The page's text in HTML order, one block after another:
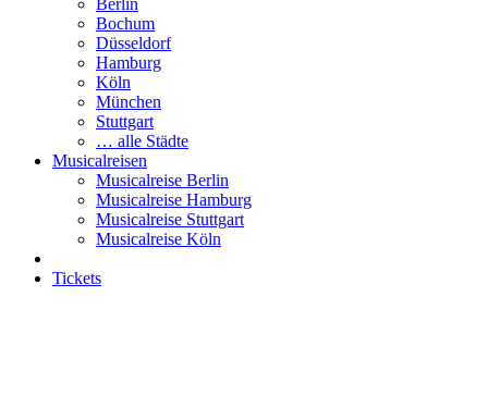
Berlin
Bochum
Düsseldorf
Hamburg
Köln
München
Stuttgart
… alle Städte
Musicalreisen
Musicalreise Berlin
Musicalreise Hamburg
Musicalreise Stuttgart
Musicalreise Köln
Tickets